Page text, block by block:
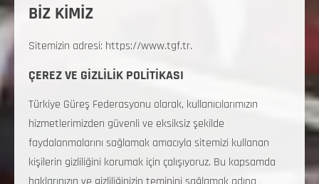
BİZ KİMİZ
Sitemizin adresi: https://www.tgf.tr.
ÇEREZ VE GİZLİLİK POLİTİKASI
Türkiye Güreş Federasyonu olarak, kullanıcılarımızın
hizmetlerimizden güvenli ve eksiksiz şekilde
faydalanmalarını sağlamak amacıyla sitemizi kullanan
kişilerin gizliliğini korumak için çalışıyoruz. Bu kapsamda